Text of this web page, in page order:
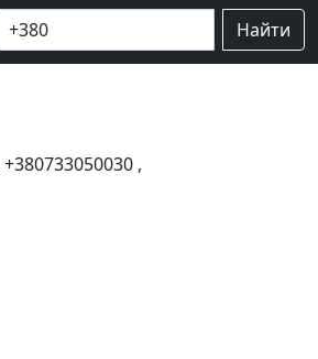
Найти
+380733050030 ,